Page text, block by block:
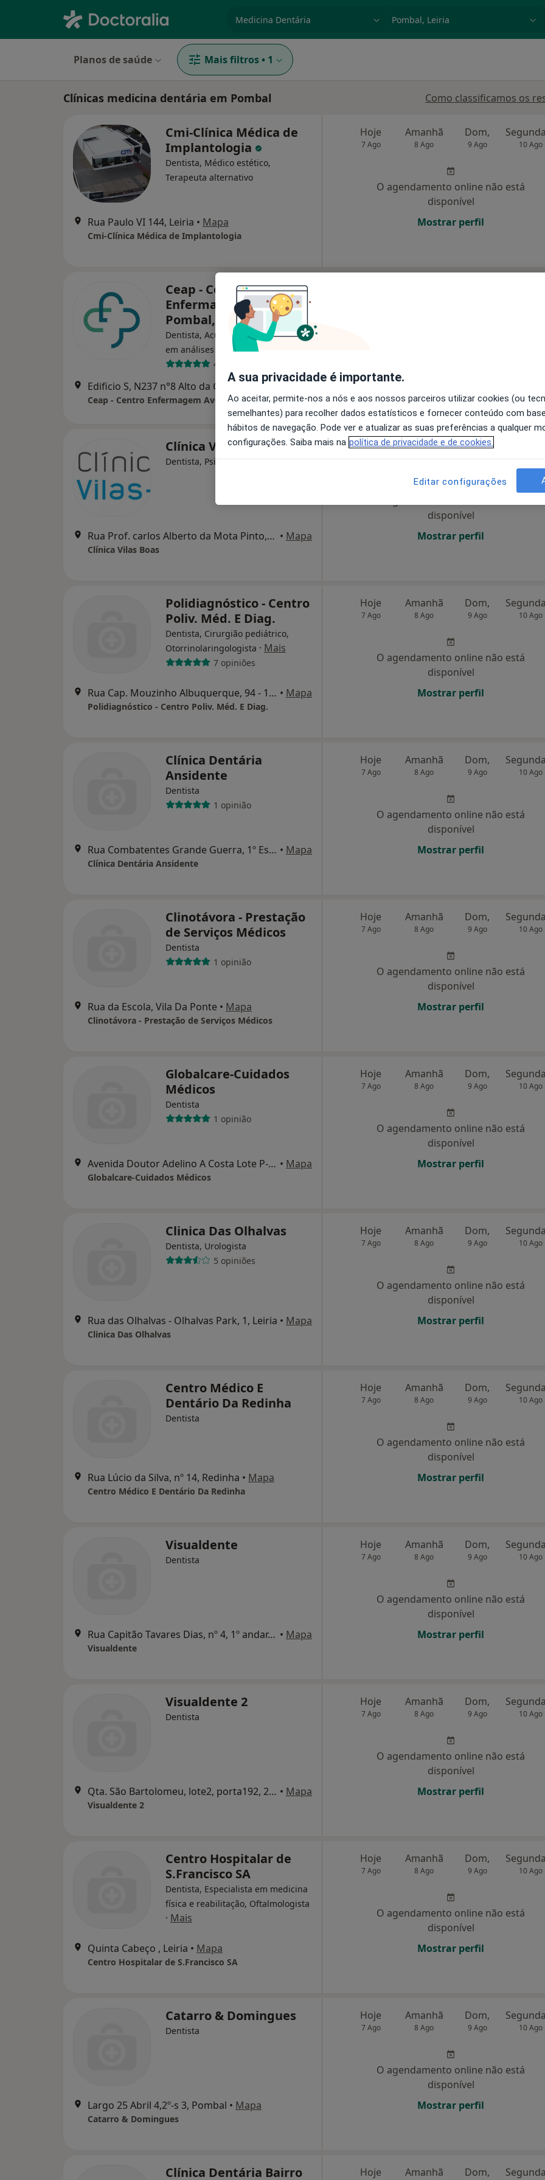
especialidade, doença ou nome
Planos de saúde Mais filtros • 1
Clínicas medicina dentária em Pombal Como classificamos os
Cmi-Clínica Médica de
Implantologia
Dentista, Médico estético,
Terapeuta alternativo
Rua Paulo VI 144, Leiria • Mapa
Cmi-Clínica Médica de Implantologia
Hoje
7 Ago
Amanhã
8 Ago
Dom,
9 Ago 10 Ago
O agendamento online não está
disponível
Mostrar perfil
Ceap - Centro
Enfermagem Avenida
Pombal,Lda
Dentista, Acupuntor, Especialista
em análises clínicas·Mais
4 opiniões
Ceap - Centro Enfermagem Avenida Pombal,Lda
Clínica Vilas Boas
Dentista, Psicólogo, Psiquiatra
Rua Prof. carlos Alberto da Mota Pinto,43, Pombal • Mapa
Clínica Vilas Boas
Hoje Amanhã Dom,
disponível
Mostrar perfil
Polidiagnóstico - Centro
Poliv. Méd. E Diag.
Dentista, Cirurgião pediátrico,
Otorrinolaringologista · Mais
7 opiniões
Rua Cap. Mouzinho Albuquerque, 94 - 1º, Leiria • Mapa
Polidiagnóstico - Centro Poliv. Méd. E Diag.
Hoje
7 Ago
Amanhã
8 Ago
Dom,
9 Ago 10 Ago
O agendamento online não está
disponível
Mostrar perfil
Clínica Dentária
Ansidente
Dentista
1 opinião
Rua Combatentes Grande Guerra, 1º Esq., Ansião • Mapa
Clínica Dentária Ansidente
Hoje
7 Ago
Amanhã
8 Ago
Dom,
9 Ago 10 Ago
O agendamento online não está
disponível
Mostrar perfil
Clinotávora - Prestação
de Serviços Médicos
Dentista
1 opinião
Rua da Escola, Vila Da Ponte • Mapa
Clinotávora - Prestação de Serviços Médicos
Hoje
7 Ago
Amanhã
8 Ago
Dom,
9 Ago 10 Ago
O agendamento online não está
disponível
Mostrar perfil
Globalcare-Cuidados
Médicos
Dentista
1 opinião
Avenida Doutor Adelino A Costa Lote P-20,1º-F, Leiria • Mapa
Globalcare-Cuidados Médicos
Hoje
7 Ago
Amanhã
8 Ago
Dom,
9 Ago 10 Ago
O agendamento online não está
disponível
Mostrar perfil
Clinica Das Olhalvas
Dentista, Urologista
5 opiniões
Rua das Olhalvas - Olhalvas Park, 1, Leiria • Mapa
Clinica Das Olhalvas
Hoje
7 Ago
Amanhã
8 Ago
Dom,
9 Ago 10 Ago
O agendamento online não está
disponível
Mostrar perfil
Centro Médico E
Dentário Da Redinha
Dentista
Rua Lúcio da Silva, nº 14, Redinha • Mapa
Centro Médico E Dentário Da Redinha
Hoje
7 Ago
Amanhã
8 Ago
Dom,
9 Ago 10 Ago
O agendamento online não está
disponível
Mostrar perfil
Visualdente
Dentista
Rua Capitão Tavares Dias, nº 4, 1º andar, Pombal • Mapa
Visualdente
Hoje
7 Ago
Amanhã
8 Ago
Dom,
9 Ago 10 Ago
O agendamento online não está
disponível
Mostrar perfil
Visualdente 2
Dentista
Qta. São Bartolomeu, lote2, porta192, 2ºesq., Leiria • Mapa
Visualdente 2
Hoje
7 Ago
Amanhã
8 Ago
Dom,
9 Ago 10 Ago
O agendamento online não está
disponível
Mostrar perfil
Centro Hospitalar de
S.Francisco SA
Dentista, Especialista em medicina
física e reabilitação, Oftalmologista
· Mais
Quinta Cabeço , Leiria • Mapa
Centro Hospitalar de S.Francisco SA
Hoje
7 Ago
Amanhã
8 Ago
Dom,
9 Ago 10 Ago
O agendamento online não está
disponível
Mostrar perfil
Catarro & Domingues
Dentista
Largo 25 Abril 4,2º-s 3, Pombal • Mapa
Catarro & Domingues
Hoje
7 Ago
Amanhã
8 Ago
Dom,
9 Ago 10 Ago
O agendamento online não está
disponível
Mostrar perfil
Clínica Dentária Bairro
Hoje Amanhã Dom,
A sua privacidade é importante.
Ao aceitar, permite-nos a nós e aos nossos parceiros utilizar cookies (ou
semelhantes) para recolher dados estatísticos e fornecer conteúdo com
hábitos de navegação. Pode ver e atualizar as suas preferências a qualquer
configurações. Saiba mais na política de privacidade e de cookies.
Editar configurações